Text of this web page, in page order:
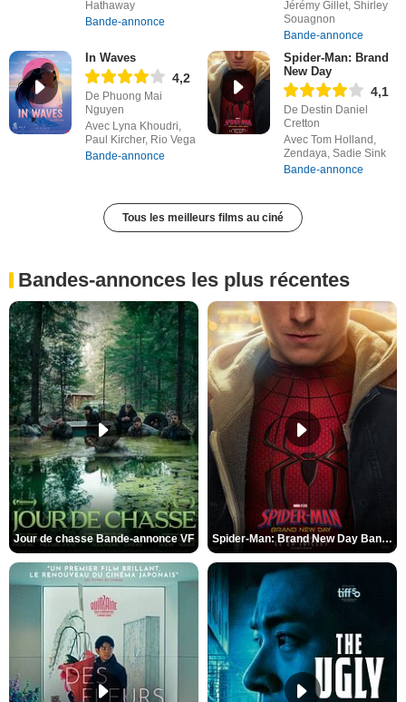
Hathaway
Bande-annonce
Jérémy Gillet, Shirley
Souagnon
Bande-annonce
In Waves
4,2
De Phuong Mai
Nguyen
Avec Lyna Khoudri,
Paul Kircher, Rio Vega
Bande-annonce
Spider-Man: Brand
New Day
4,1
De Destin Daniel
Cretton
Avec Tom Holland,
Zendaya, Sadie Sink
Bande-annonce
Tous les meilleurs films au ciné
Bandes-annonces les plus récentes
Jour de chasse Bande-annonce VF Spider-Man: Brand New Day Bande-annonce (3) VO STFR